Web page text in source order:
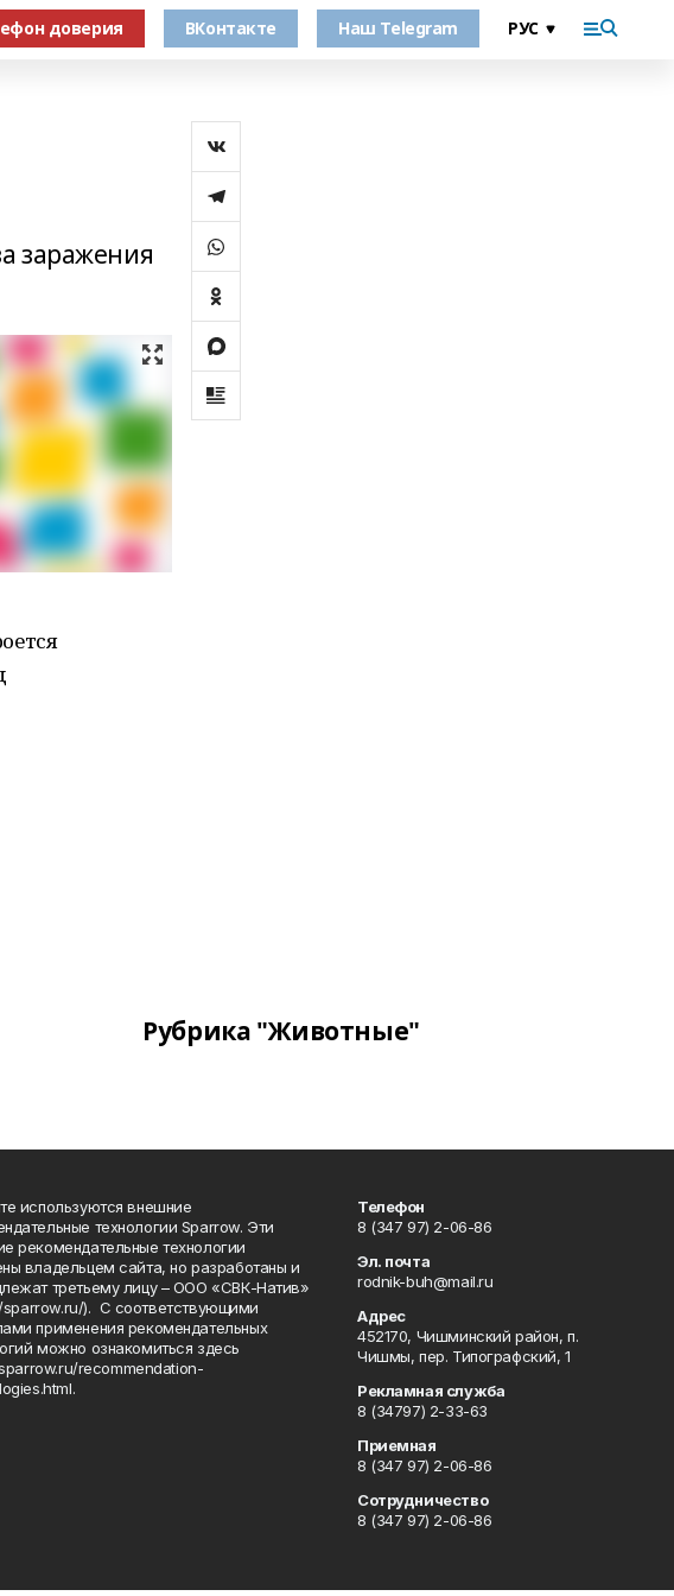
доверия ВКонтакте Наш Telegram
заражения
Рубрика "Животные"
используются внешние
технологии Sparrow. Эти
рекомендательные технологии
владельцем сайта, но разработаны и
третьему лицу – ООО «СВК-Натив»
sparrow.ru/). С соответствующими
применения рекомендательных
можно ознакомиться здесь
recommendation-
Телефон
8 (347 97) 2-06-86
Эл. почта
rodnik-buh@mail.ru
Адрес
452170, Чишминский район, п.
Чишмы, пер. Типографский, 1
Рекламная служба
8 (34797) 2-33-63
Приемная
8 (347 97) 2-06-86
Сотрудничество
8 (347 97) 2-06-86